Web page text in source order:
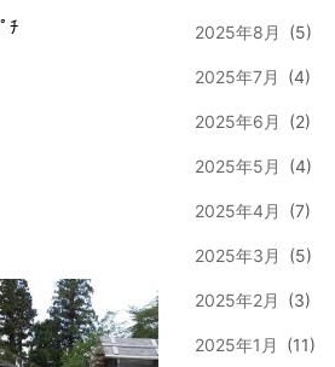
ﾁ 2025年8月 (5)
2025年7月 (4)
2025年6月 (2)
2025年5月 (4)
2025年4月 (7)
2025年3月 (5)
2025年2月 (3)
2025年1月 (11)